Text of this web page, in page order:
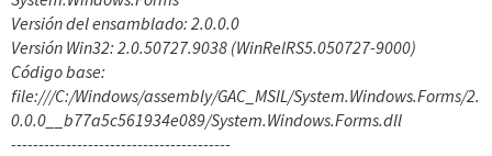
Versión del ensamblado: 2.0.0.0
Versión Win32: 2.0.50727.9038 (WinRelRS5.050727-9000)
Código base:
file:///C:/Windows/assembly/GAC_MSIL/System.Windows.Forms/2.
0.0.0__b77a5c561934e089/System.Windows.Forms.dll
----------------------------------------